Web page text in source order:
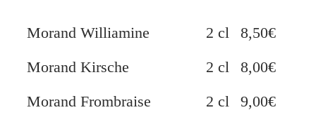
Morand Williamine 2 cl
8,50€
Morand Kirsche
2 cl
8,00€
Morand Frombraise
2 cl 9,00€